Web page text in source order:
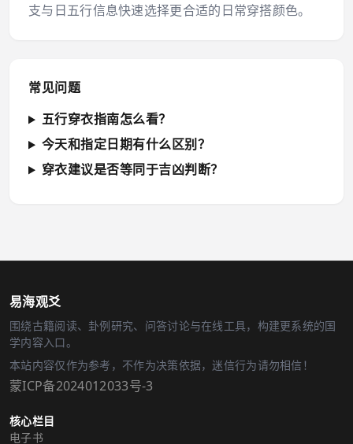
支与日五行信息快速选择更合适的日常穿搭颜色。
常见问题
五行穿衣指南怎么看？
今天和指定日期有什么区别？
穿衣建议是否等同于吉凶判断？
易海观爻
围绕古籍阅读、卦例研究、问答讨论与在线工具，构建更系统的国
学内容入口。
本站内容仅作为参考，不作为决策依据，迷信行为请勿相信！
蒙ICP备2024012033号-3
核心栏目
电子书